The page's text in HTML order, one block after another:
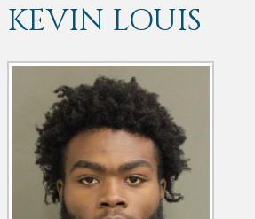
KEVIN LOUIS